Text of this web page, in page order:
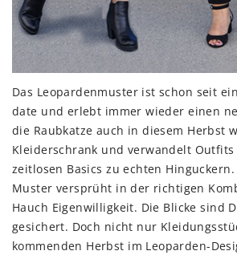
Das Leopardenmuster ist schon seit
date und erlebt immer wieder einen
die Raubkatze auch in diesem Herbst
Kleiderschrank und verwandelt
zeitlosen Basics zu echten Hinguckern.
Muster versprüht in der richtigen
Hauch Eigenwilligkeit. Die Blicke sind
gesichert. Doch nicht nur
kommenden Herbst im Leoparden-